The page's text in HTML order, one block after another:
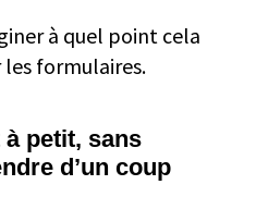
à quel point cela
formulaires.
petit, sans
d’un coup